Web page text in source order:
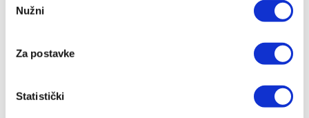
pristanka
Nužni
Za postavke
Statistički